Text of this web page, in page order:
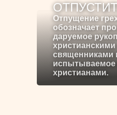
Отпущение
обозначает
даруемое
христианскими
священниками
христианами.